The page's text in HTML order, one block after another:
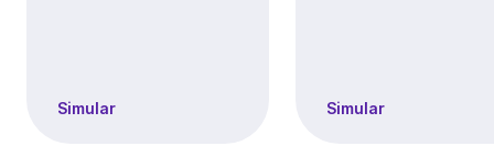
Simular Simular